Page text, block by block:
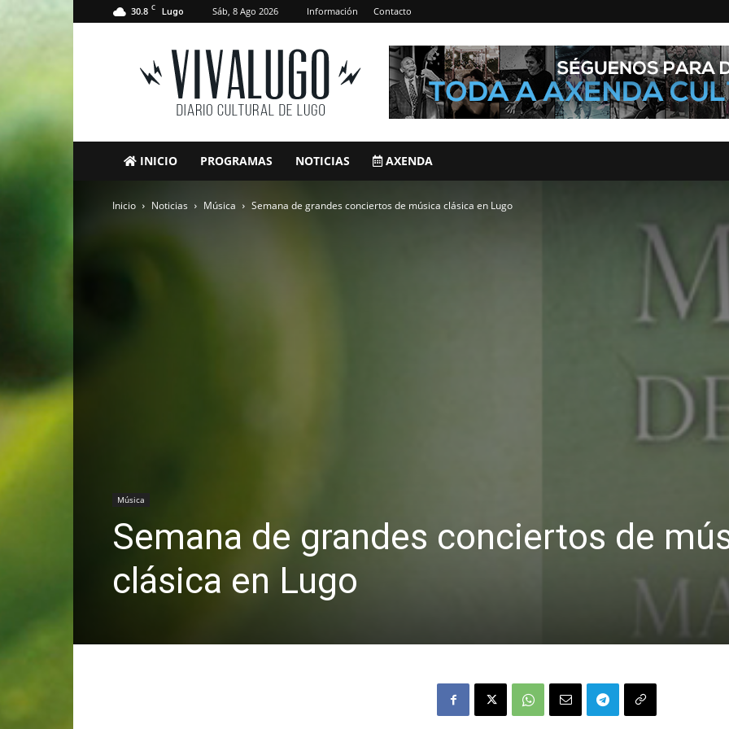
30.8 C Lugo Sáb, 8 Ago 2026 Información Contacto
VivaLugo
INICIO PROGRAMAS NOTICIAS AXENDA
Inicio Noticias Música Semana de grandes conciertos de música clásica en Lugo
Música
Semana de grandes conciertos de
clásica en Lugo